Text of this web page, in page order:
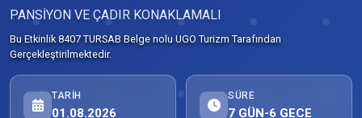
PANSİYON VE ÇADIR KONAKLAMALI
Bu Etkinlik 8407 TURSAB Belge nolu UGO Turizm Tarafından
Gerçekleştirilmektedir.
TARIH
01.08.2026
SÜRE
7 GÜN-6 GECE